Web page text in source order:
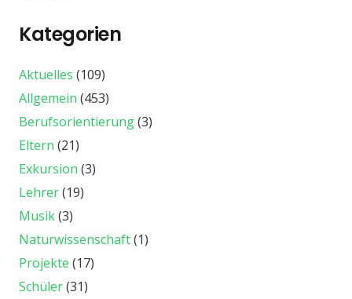
Kategorien
Aktuelles (109)
Allgemein (453)
Berufsorientierung(3)
Eltern (21)
Exkursion (3)
Lehrer(19)
Musik(3)
Naturwissenschaft(1)
Projekte (17)
Schüler(31)